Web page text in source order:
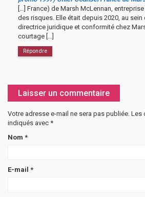
[…] France) de Marsh McLennan,
des risques. Elle était depuis 2020, au sein
directrice juridique et conformité chez
courtage […]
Répondre
Laisser un commentaire
Votre adresse e-mail ne sera pas publiée. Les
indiqués avec *
Nom *
E-mail *